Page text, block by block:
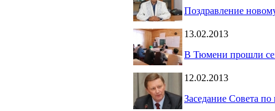
Поздравление
13.02.2013
В Тюмени прошли
12.02.2013
Заседание Совета